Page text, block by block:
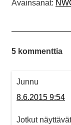
Avainsanat:
5 kommenttia
Junnu
8.6.2015 9:54
Jotkut